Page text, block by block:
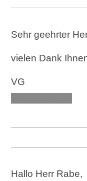
Sehr geehrter
vielen Dank
VG
Hallo Herr Rabe,